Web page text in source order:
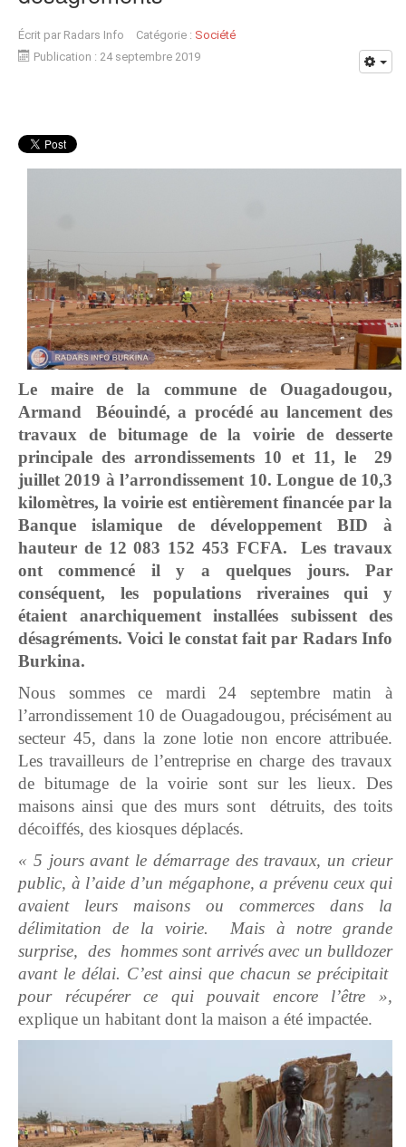
Écrit par Radars Info Catégorie : Société
Publication : 24 septembre 2019
Le maire de la commune de Ouagadougou,
ArmandBéouindé, a procédé au lancement des
travaux de bitumage de la voirie de desserte
principale des arrondissements 10 et 11, le 29
juillet 2019 à l’arrondissement 10.Longue de 10,3
kilomètres, la voirieest entièrement financée par la
Banque islamique de développement BID à
hauteur de 12 083 152 453 FCFA. Les travaux
ont commencé il y a quelques jours. Par
conséquent, les populations riveraines qui y
étaient anarchiquement installées subissent des
désagréments. Voici le constat fait par Radars Info
Burkina.
Nous sommes ce mardi 24 septembre matin à
l’arrondissement 10 de Ouagadougou, précisément au
secteur 45, dans la zone lotie non encore attribuée.
Les travailleurs de l’entreprise en charge des travaux
de bitumage de la voirie sont sur les lieux. Des
maisons ainsi que des murs sont détruits, des toits
décoiffés, des kiosques déplacés.
« 5 jours avant le démarrage des travaux, un crieur
public, à l’aide d’un mégaphone, a prévenu ceux qui
avaient leurs maisons ou commerces dans la
délimitation de la voirie. Mais à notre grande
surprise, des hommes sont arrivés avec un bulldozer
avant le délai. C’est ainsi que chacun se précipitait
pour récupérer ce qui pouvait encore l’être »,
explique un habitant dont la maison a été impactée.